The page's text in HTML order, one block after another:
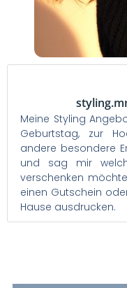
Meine Styling
Geburtstag, zur
andere besondere
und sag mir
verschenken
einen Gutschein
Hause ausdrucken.